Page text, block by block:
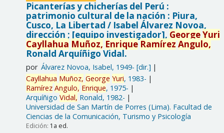
Picanterías y chicherías del Perú :
patrimonio cultural de la nación : Piura,
Cusco, La Libertad / Isabel Álvarez Novoa,
dirección ; [equipo investigador], GeorgeYuri
Cayllahua Muñoz, Enrique Ramírez Angulo,
Ronald Arquíñigo Vidal.
por Álvarez Novoa, Isabel, 1949- [dir.]
Cayllahua Muñoz, George Yuri, 1983-
Ramírez Angulo, Enrique, 1975-
Arquíñigo Vidal, Ronald, 1982-
Universidad de San Martín de Porres (Lima). Facultad de
Ciencias de la Comunicación, Turismo y Psicología
Edición: 1a ed.